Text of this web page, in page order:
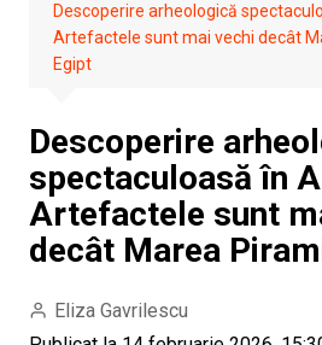
Descoperire arheologică
Artefactele sunt mai vechi decât
Egipt
Descoperire
spectaculoasă în
Artefactele sunt
decât Marea
Eliza Gavrilescu